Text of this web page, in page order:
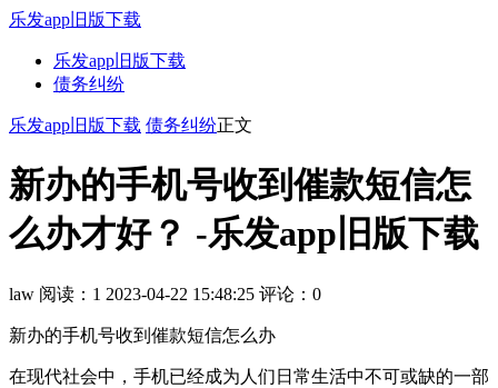
乐发app旧版下载
乐发app旧版下载
债务纠纷
乐发app旧版下载 债务纠纷正文
新办的手机号收到催款短信怎
么办才好？ -乐发app旧版下载
law 阅读：1 2023-04-22 15:48:25 评论：0
新办的手机号收到催款短信怎么办
在现代社会中，手机已经成为人们日常生活中不可或缺的一部